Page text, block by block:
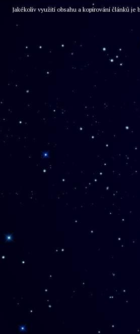
Jakékoliv využití obsahu a kopírování článků